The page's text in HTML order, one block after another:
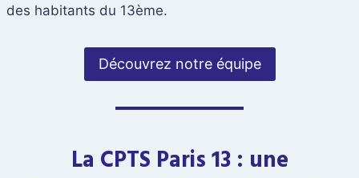
des habitants du 13ème.
Découvrez notre équipe
La CPTS Paris 13 : une